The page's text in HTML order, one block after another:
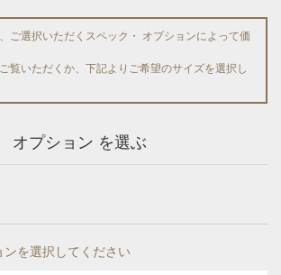
ご選択いただくスペック・ オプションによって価
覧いただくか、下記よりご希望のサイズを選択し
オプション を選ぶ
ンを選択してください